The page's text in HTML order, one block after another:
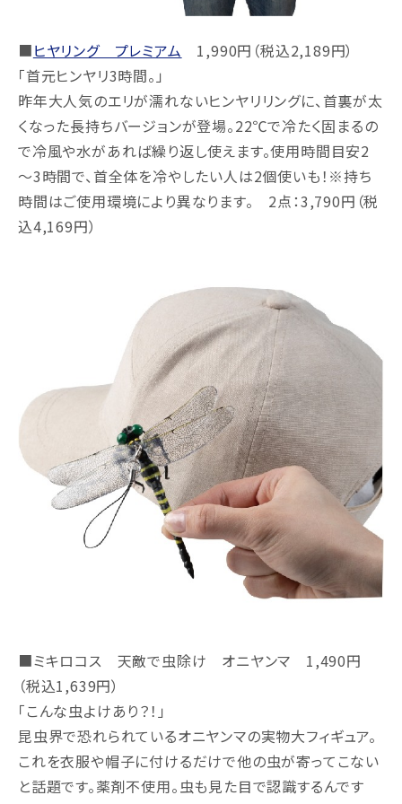
■ヒヤリング プレミアム 1,990円（税込2,189円）
「首元ヒンヤリ3時間。」
昨年大人気のエリが濡れないヒンヤリリングに、首裏が太
くなった長持ちバージョンが登場。22℃で冷たく固まるの
で冷風や水があれば繰り返し使えます。使用時間目安2
～3時間で、首全体を冷やしたい人は2個使いも！※持ち
時間はご使用環境により異なります。 2点：3,790円（税
込4,169円）
■ミキロコス 天敵で虫除け オニヤンマ 1,490円
（税込1,639円）
「こんな虫よけあり？！」
昆虫界で恐れられているオニヤンマの実物大フィギュア。
これを衣服や帽子に付けるだけで他の虫が寄ってこない
と話題です。薬剤不使用。虫も見た目で認識するんです